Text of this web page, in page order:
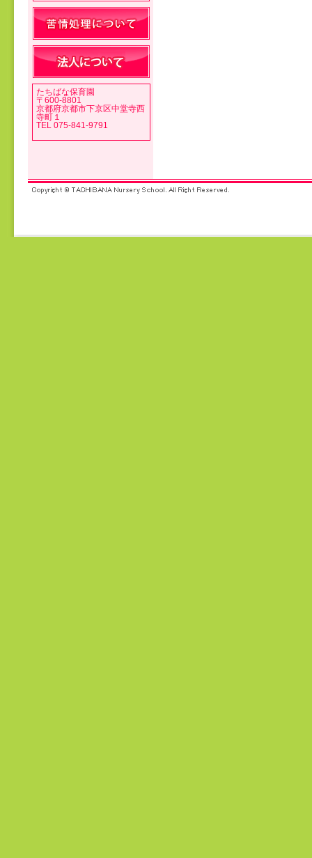
たちばな保育園
〒600-8801
京都府京都市下京区中堂寺西
寺町１
TEL 075-841-9791